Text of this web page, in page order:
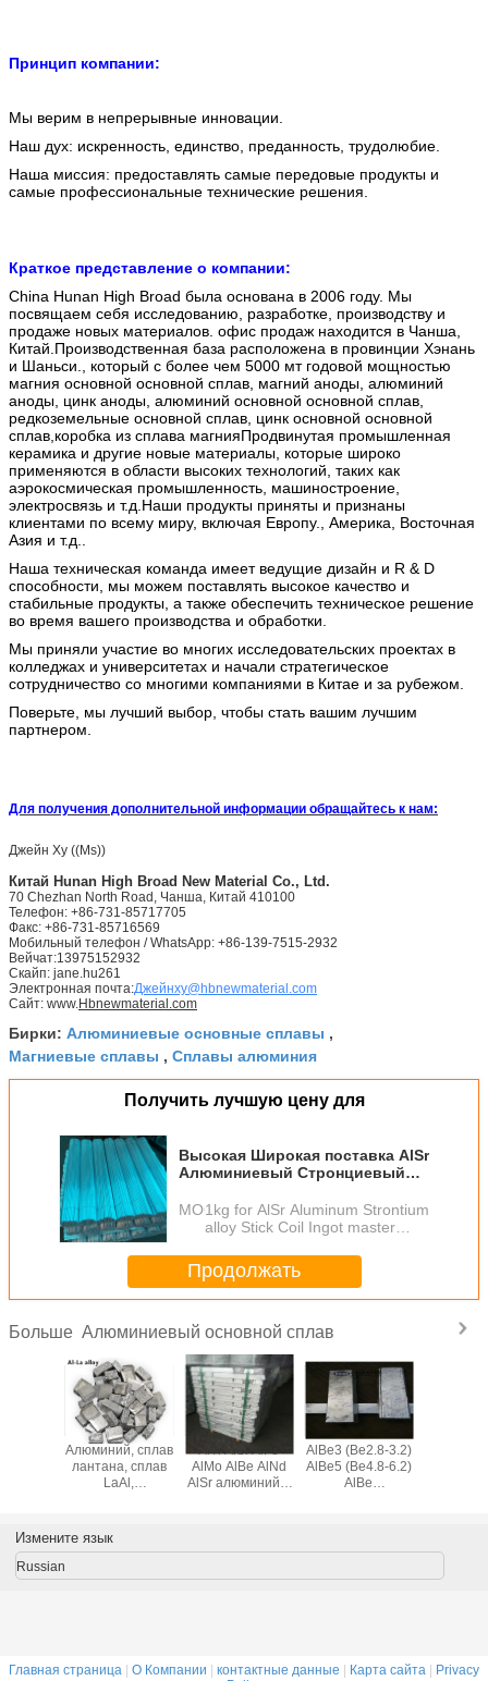
Принцип компании:
Мы верим в непрерывные инновации.
Наш дух: искренность, единство, преданность, трудолюбие.
Наша миссия: предоставлять самые передовые продукты и
самые профессиональные технические решения.
Краткое представление о компании:
China Hunan High Broad была основана в 2006 году. Мы
посвящаем себя исследованию, разработке, производству и
продаже новых материалов. офис продаж находится в Чанша,
Китай.Производственная база расположена в провинции Хэнань
и Шаньси., который с более чем 5000 мт годовой мощностью
магния основной основной сплав, магний аноды, алюминий
аноды, цинк аноды, алюминий основной основной сплав,
редкоземельные основной сплав, цинк основной основной
сплав,коробка из сплава магнияПродвинутая промышленная
керамика и другие новые материалы, которые широко
применяются в области высоких технологий, таких как
аэрокосмическая промышленность, машиностроение,
электросвязь и т.д.Наши продукты приняты и признаны
клиентами по всему миру, включая Европу., Америка, Восточная
Азия и т.д..
Наша техническая команда имеет ведущие дизайн и R & D
способности, мы можем поставлять высокое качество и
стабильные продукты, а также обеспечить техническое решение
во время вашего производства и обработки.
Мы приняли участие во многих исследовательских проектах в
колледжах и университетах и начали стратегическое
сотрудничество со многими компаниями в Китае и за рубежом.
Поверьте, мы лучший выбор, чтобы стать вашим лучшим
партнером.
Для получения дополнительной информации обращайтесь к нам:
Джейн Ху ((Ms))
Китай Hunan High Broad New Material Co., Ltd.
70 Chezhan North Road, Чанша, Китай 410100
Телефон: +86-731-85717705
Факс: +86-731-85716569
Мобильный телефон / WhatsApp: +86-139-7515-2932
Вейчат:13975152932
Скайп: jane.hu261
Электронная почта:Джейнху@hbnewmaterial.com
Сайт: www.Hbnewmaterial.com
Бирки: Алюминиевые основные сплавы ,
Магниевые сплавы , Сплавы алюминия
Получить лучшую цену для
Высокая Широкая поставка AlSr
Алюминиевый Стронциевый
alloy
MOQ：1kg for AlSr Aluminum Strontium
alloy Stick Coil Ingot master
Продолжать
Больше Алюминиевый основной сплав
Алюминий, сплав
лантана, сплав
LaAl,
редкоземельных
металлов для
AlTi AlSi AlFe
AlMo AlBe AlNd
AlSr алюминий и
AlBe3 (Be2.8-3.2)
AlBe5 (Be4.8-6.2)
AlBe
Измените язык
Russian
Главная страница | О Компании | контактные данные | Карта сайта | Privacy